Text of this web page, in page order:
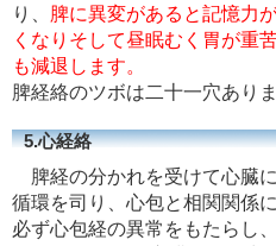
り、 脾に異変があると記憶力
くなりそして昼眠むく胃が重
も減退します。
脾経絡のツボは二十一穴ありま
5.心経絡
脾経の分かれを受けて心臓
循環を司り、心包と相関関係
必ず心包経の異常をもたらし